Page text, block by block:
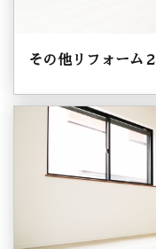
その他リフォーム２